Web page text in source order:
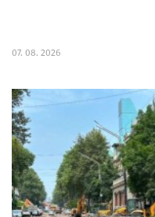
07. 08. 2026